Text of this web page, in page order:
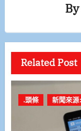
By
Related Post
.頭條 新聞來